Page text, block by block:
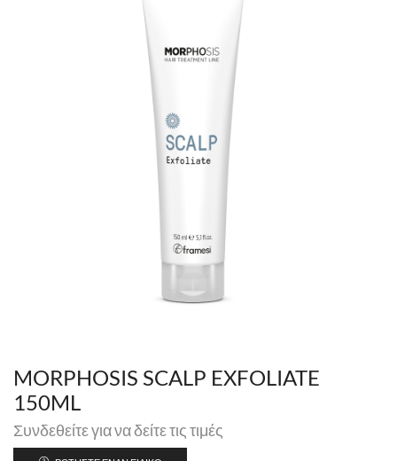
MORPHOSIS SCALP EXFOLIATE
150ML
Συνδεθείτε για να δείτε τις τιμές